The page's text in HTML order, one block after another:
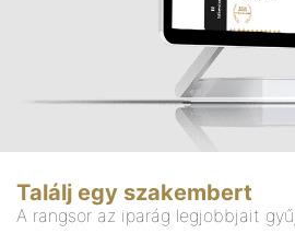
Találj egy szakembert
A rangsor az iparág legjobbjait